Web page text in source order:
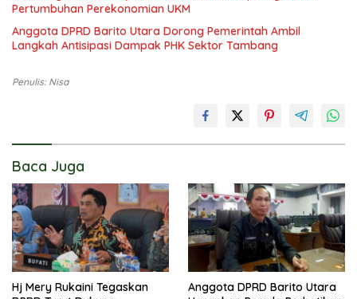
Pertumbuhan Perekonomian UKM
Anggota DPRD Barito Utara Dorong Pemerintah Ambil
Langkah Antisipasi Dampak PHK Sektor Tambang
Penulis: Nisa
Baca Juga
Hj Mery Rukaini Tegaskan
Anggota DPRD Barito Utara